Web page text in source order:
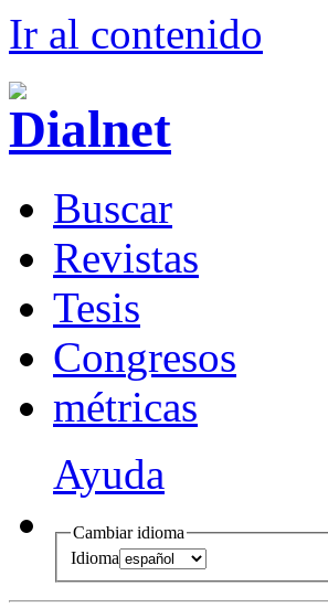
Ir al contenido
Buscar
Revistas
Tesis
Congresos
métricas
Ayuda
Cambiar idioma
Idioma